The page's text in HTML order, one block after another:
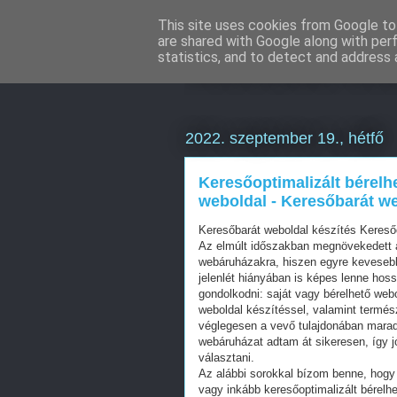
Weboldal
2022. szeptember 19., hétfő
Keresőoptimalizált
weboldal - Keresőbarát
Keresőbarát weboldal készítés
Az elmúlt időszakban
webáruházakra, hiszen egyre
jelenlét hiányában is képes lenne
gondolkodni: saját vagy bérelhető
weboldal készítéssel, valamint
véglegesen a vevő tulajdonában
webáruházat adtam át sikeresen, így
választani.
Az alábbi sorokkal bízom benne,
vagy inkább keresőoptimalizált
This site uses cookies from Google
are shared with Google along with
statistics, and to detect and address